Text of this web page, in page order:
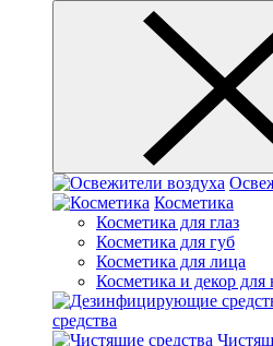
Косметика
Косметика для глаз
Косметика для губ
Косметика для лица
Косметика и декор для
средства